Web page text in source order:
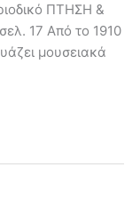
ΠΤΗΣΗ &
17 Από το 1910
μουσειακά